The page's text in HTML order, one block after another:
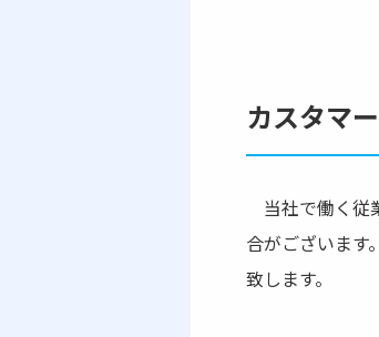
カスタマ
当社で働く従
合がございます
致します。